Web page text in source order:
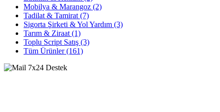
Mobilya & Marangoz (2)
Tadilat & Tamirat(7)
Sigorta Şirketi & Yol Yardım (3)
Tarım & Ziraat(1)
Toplu Script Satış (3)
Tüm Ürünler(161)